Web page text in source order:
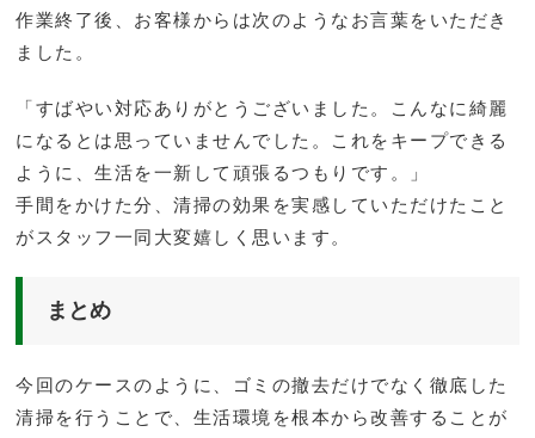
作業終了後、お客様からは次のようなお言葉をいただき
ました。
「すばやい対応ありがとうございました。こんなに綺麗
になるとは思っていませんでした。これをキープできる
ように、生活を一新して頑張るつもりです。」
手間をかけた分、清掃の効果を実感していただけたこと
がスタッフ一同大変嬉しく思います。
まとめ
今回のケースのように、ゴミの撤去だけでなく徹底した
清掃を行うことで、生活環境を根本から改善することが